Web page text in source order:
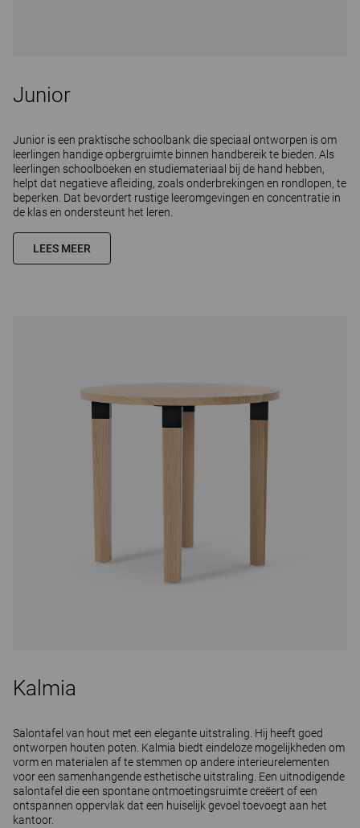
Junior
Junior is een praktische schoolbank die speciaal ontworpen is om
leerlingen handige opbergruimte binnen handbereik te bieden. Als
leerlingen schoolboeken en studiemateriaal bij de hand hebben,
helpt dat negatieve afleiding, zoals onderbrekingen en rondlopen, te
beperken. Dat bevordert rustige leeromgevingen en concentratie in
de klas en ondersteunt het leren.
LEES MEER
Kalmia
Salontafel van hout met een elegante uitstraling. Hij heeft goed
ontworpen houten poten. Kalmia biedt eindeloze mogelijkheden om
vorm en materialen af te stemmen op andere interieurelementen
voor een samenhangende esthetische uitstraling. Een uitnodigende
salontafel die een spontane ontmoetingsruimte creëert of een
ontspannen oppervlak dat een huiselijk gevoel toevoegt aan het
kantoor.